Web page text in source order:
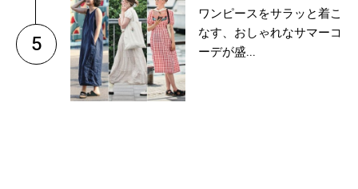
5
ワンピースをサラッと着こ
なす、おしゃれなサマーコ
ーデが盛...